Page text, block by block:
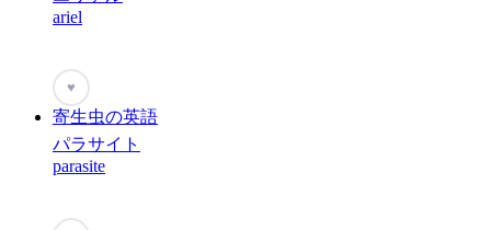
ariel
♥
寄生虫の英語
パラサイト
parasite